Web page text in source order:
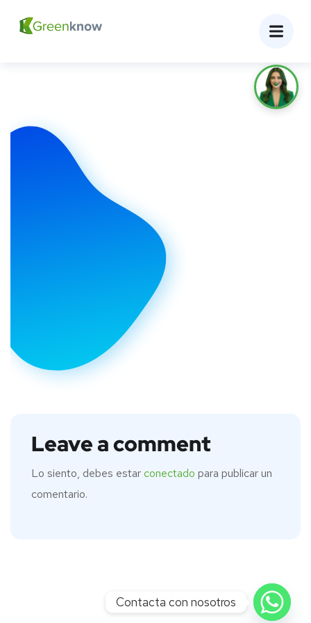
Leave a comment
Lo siento, debes estarconectado para publicar un
comentario.
Contacta con nosotros